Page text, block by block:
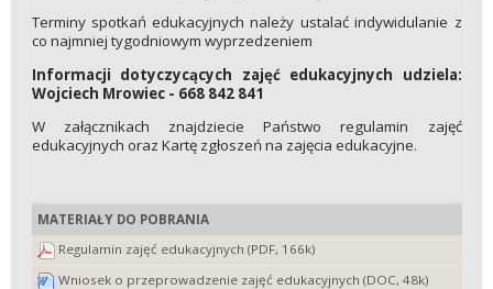
Terminy spotkań edukacyjnych należy ustalać indywidulanie z
co najmniej tygodniowym wyprzedzeniem
Informacji dotyczycących zajęć edukacyjnych udziela:
Wojciech Mrowiec - 668 842 841
W załącznikach znajdziecie Państwo regulamin zajęć
edukacyjnych oraz Kartę zgłoszeń na zajęcia edukacyjne.
MATERIAŁY DO POBRANIA
Regulamin zajęć edukacyjnych (PDF, 166k)
Wniosek o przeprowadzenie zajęć edukacyjnych (DOC, 48k)